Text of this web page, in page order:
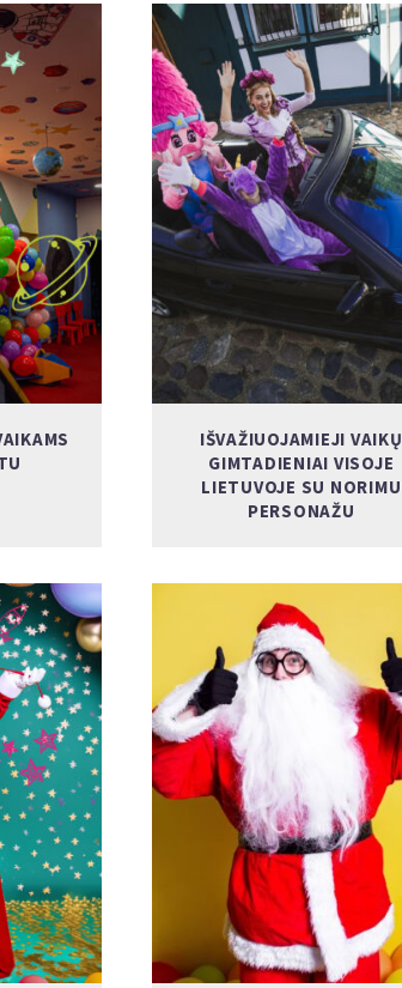
IŠVAŽIUOJAMIEJI VAIKŲ
GIMTADIENIAI VISOJE
LIETUVOJE SU NORIMU
PERSONAŽU